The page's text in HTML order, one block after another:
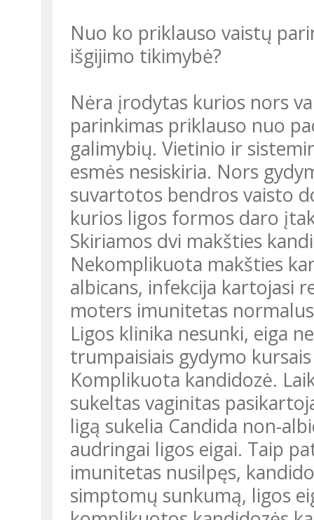
Nuo ko priklauso vaistų
išgijimo tikimybė?
Nėra įrodytas kurios nors
parinkimas priklauso nuo
galimybių. Vietinio ir
esmės nesiskiria. Nors
suvartotos bendros vaisto
kurios ligos formos daro
Skiriamos dvi makšties
Nekomplikuota makšties
albicans, infekcija kartojasi
moters imunitetas
Ligos klinika nesunki, eiga
trumpaisiais gydymo
Komplikuota kandidozė.
sukeltas vaginitas
ligą sukelia Candida non-
audringai ligos eigai. Taip
imunitetas nusilpęs,
simptomų sunkumą, ligos